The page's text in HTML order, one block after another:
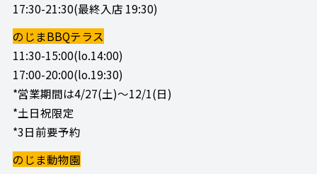
17:30-21:30(最終入店 19:30)
のじまBBQテラス
11:30-15:00(lo.14:00)
17:00-20:00(lo.19:30)
*営業期間は4/27(土)～12/1(日)
*土日祝限定
*3日前要予約
のじま動物園